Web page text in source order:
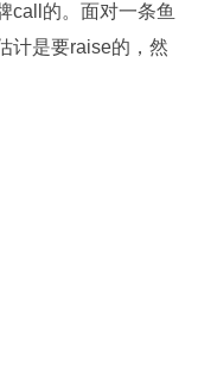
call的。面对一条鱼
计是要raise的，然